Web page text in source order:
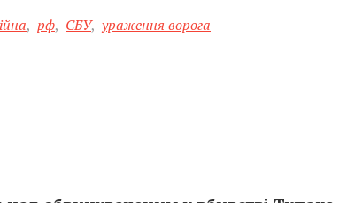
, рф, СБУ, ураження ворога